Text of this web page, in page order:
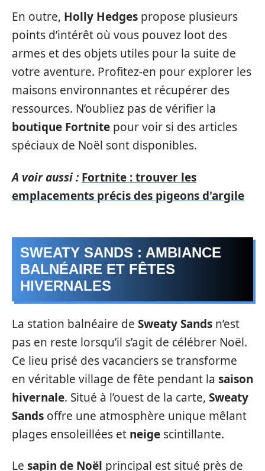
En outre, Holly Hedges propose plusieurs
points d’intérêt où vous pouvez loot des
armes et des objets utiles pour la suite de
votre aventure. Profitez-en pour explorer les
maisons environnantes et récupérer des
ressources. N’oubliez pas de vérifier la
boutique Fortnite pour voir si des articles
spéciaux de Noël sont disponibles.
A voir aussi : Fortnite : trouver les
emplacements précis des pigeons d'argile
SWEATY SANDS : AMBIANCE
BALNÉAIRE ET FÊTES
HIVERNALES
La station balnéaire de Sweaty Sands n’est
pas en reste lorsqu’il s’agit de célébrer Noël.
Ce lieu prisé des vacanciers se transforme
en véritable village de fête pendant la saison
hivernale. Situé à l’ouest de la carte, Sweaty
Sands offre une atmosphère unique mêlant
plages ensoleillées et neige scintillante.
Le sapin de Noël principal est situé près de